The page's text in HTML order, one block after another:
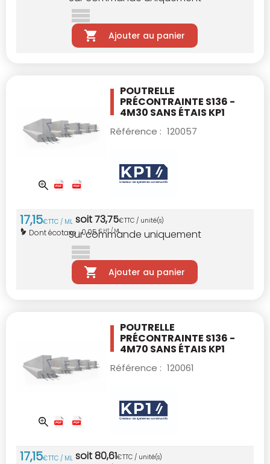
Ajouter au panier
POUTRELLE
PRÉCONTRAINTE S136 -
4M30 SANS ÉTAIS KP1
Référence : 120057
17,15€TTC / ML soit73,75€TTC / unité(s)
Dont écotaxe :0,05€ HT / ML
Sur commande uniquement
Ajouter au panier
POUTRELLE
PRÉCONTRAINTE S136 -
4M70 SANS ÉTAIS KP1
Référence : 120061
17,15€TTC / ML soit80,61€TTC / unité(s)